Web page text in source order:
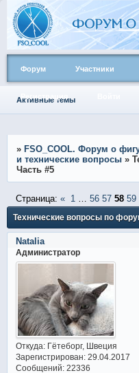
Форум Участники
Активные темы
» FSO_COOL. Форум о
и технические вопросы »
Часть #5
Технические вопросы по
Страница: « 1 56 57 58 59
Natalia
Администратор
Откуда:Гётеборг, Швеция
Зарегистрирован: 29.04.2017
Сообщений:22336